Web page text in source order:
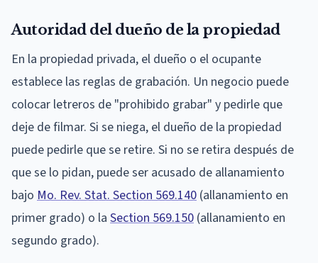
Autoridad del dueño de la propiedad
En la propiedad privada, el dueño o el ocupante
establece las reglas de grabación. Un negocio puede
colocar letreros de "prohibido grabar" y pedirle que
deje de filmar. Si se niega, el dueño de la propiedad
puede pedirle que se retire. Si no se retira después de
que se lo pidan, puede ser acusado de allanamiento
bajo Mo. Rev. Stat. Section 569.140 (allanamiento en
primer grado) o la Section 569.150 (allanamiento en
segundo grado).